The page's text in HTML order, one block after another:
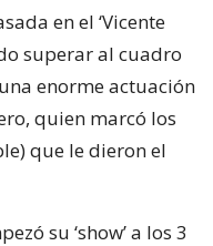
en el ‘Vicente
superar al cuadro
enorme actuación
quien marcó los
que le dieron el
su ‘show’ a los 3